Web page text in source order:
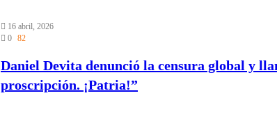
16 abril, 2026
0 82
Daniel Devita denunció la censura global y
proscripción. ¡Patria!”